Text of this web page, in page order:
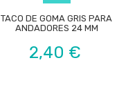
TACO DE GOMA GRIS PARA
ANDADORES 24 MM
Precio
2,40 €